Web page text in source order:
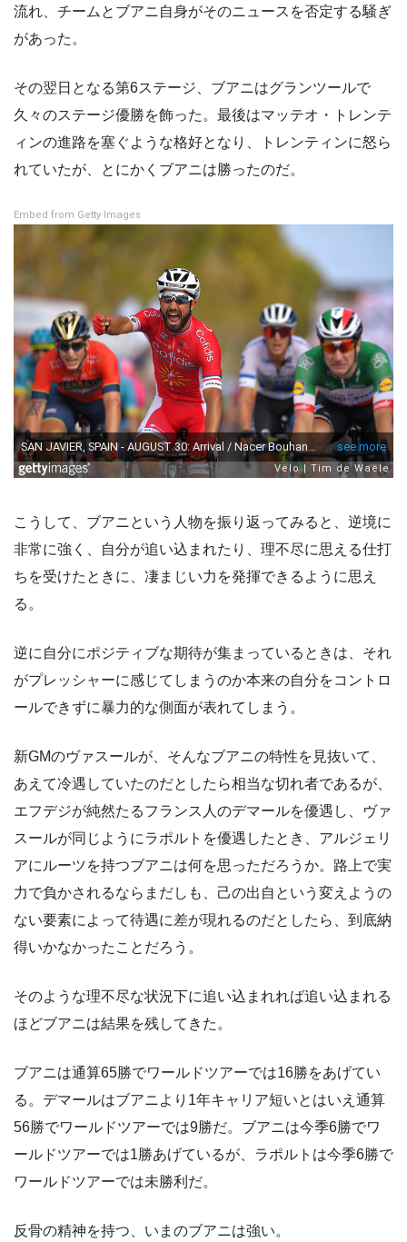
流れ、チームとブアニ自身がそのニュースを否定する騒ぎ
があった。
その翌日となる第6ステージ、ブアニはグランツールで
久々のステージ優勝を飾った。最後はマッテオ・トレンテ
ィンの進路を塞ぐような格好となり、トレンティンに怒ら
れていたが、とにかくブアニは勝ったのだ。
Embed from Getty Images
こうして、ブアニという人物を振り返ってみると、逆境に
非常に強く、自分が追い込まれたり、理不尽に思える仕打
ちを受けたときに、凄まじい力を発揮できるように思え
る。
逆に自分にポジティブな期待が集まっているときは、それ
がプレッシャーに感じてしまうのか本来の自分をコントロ
ールできずに暴力的な側面が表れてしまう。
新GMのヴァスールが、そんなブアニの特性を見抜いて、
あえて冷遇していたのだとしたら相当な切れ者であるが、
エフデジが純然たるフランス人のデマールを優遇し、ヴァ
スールが同じようにラポルトを優遇したとき、アルジェリ
アにルーツを持つブアニは何を思っただろうか。路上で実
力で負かされるならまだしも、己の出自という変えようの
ない要素によって待遇に差が現れるのだとしたら、到底納
得いかなかったことだろう。
そのような理不尽な状況下に追い込まれれば追い込まれる
ほどブアニは結果を残してきた。
ブアニは通算65勝でワールドツアーでは16勝をあげてい
る。デマールはブアニより1年キャリア短いとはいえ通算
56勝でワールドツアーでは9勝だ。ブアニは今季6勝でワ
ールドツアーでは1勝あげているが、ラポルトは今季6勝で
ワールドツアーでは未勝利だ。
反骨の精神を持つ、いまのブアニは強い。